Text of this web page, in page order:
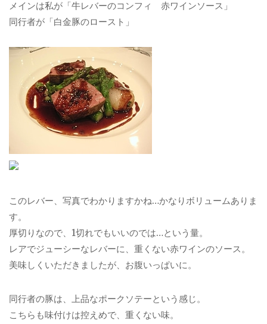
メインは私が「牛レバーのコンフィ 赤ワインソース」
同行者が「白金豚のロースト」
このレバー、写真でわかりますかね…かなりボリュームありま
す。
厚切りなので、1切れでもいいのでは…という量。
レアでジューシーなレバーに、重くない赤ワインのソース。
美味しくいただきましたが、お腹いっぱいに。
同行者の豚は、上品なポークソテーという感じ。
こちらも味付けは控えめで、重くない味。